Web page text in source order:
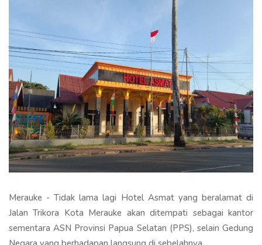
Merauke - Tidak lama lagi Hotel Asmat yang beralamat di
Jalan Trikora Kota Merauke akan ditempati sebagai kantor
sementara ASN Provinsi Papua Selatan (PPS), selain Gedung